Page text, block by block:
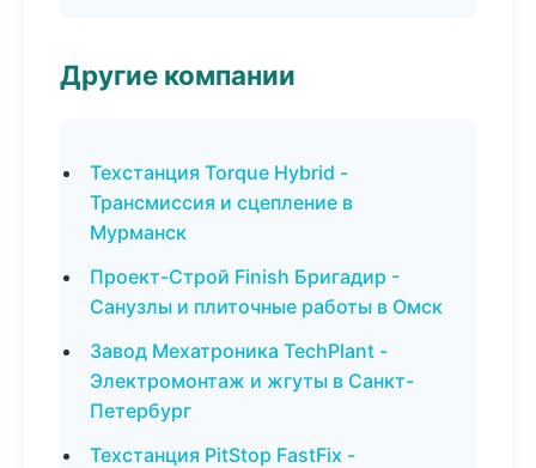
Другие компании
Техстанция Torque Hybrid -
Трансмиссия и сцепление в
Мурманск
Проект-Строй Finish Бригадир -
Санузлы и плиточные работы в Омск
Завод Мехатроника TechPlant -
Электромонтаж и жгуты в Санкт-
Петербург
Техстанция PitStop FastFix -